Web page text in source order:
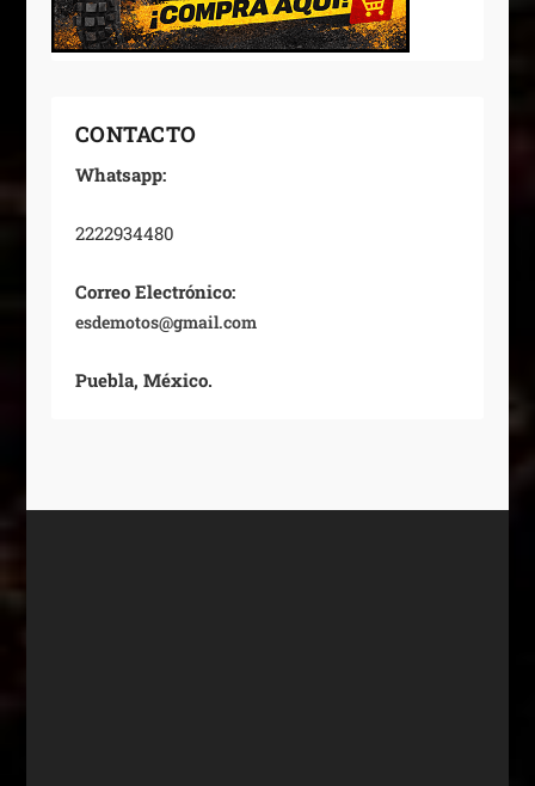
CONTACTO
Whatsapp:
2222934480
Correo Electrónico:
esdemotos@gmail.com
Puebla, México.